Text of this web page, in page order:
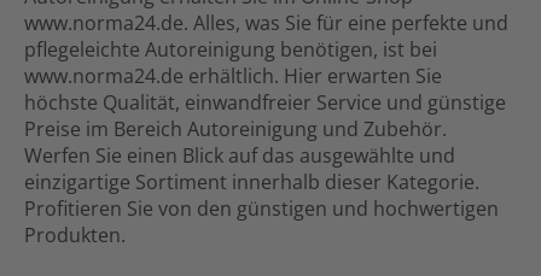
www.norma24.de. Alles, was Sie für eine perfekte und
pflegeleichte Autoreinigung benötigen, ist bei
www.norma24.de erhältlich. Hier erwarten Sie
höchste Qualität, einwandfreier Service und günstige
Preise im Bereich Autoreinigung und Zubehör.
Werfen Sie einen Blick auf das ausgewählte und
einzigartige Sortiment innerhalb dieser Kategorie.
Profitieren Sie von den günstigen und hochwertigen
Produkten.